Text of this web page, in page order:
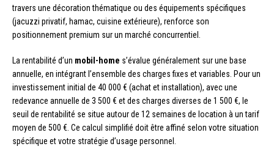
travers une décoration thématique ou des équipements spécifiques
(jacuzzi privatif, hamac, cuisine extérieure), renforce son
positionnement premium sur un marché concurrentiel.
La rentabilité d’un mobil-home s’évalue généralement sur une base
annuelle, en intégrant l’ensemble des charges fixes et variables. Pour un
investissement initial de 40 000 € (achat et installation), avec une
redevance annuelle de 3 500 € et des charges diverses de 1 500 €, le
seuil de rentabilité se situe autour de 12 semaines de location à un tarif
moyen de 500 €. Ce calcul simplifié doit être affiné selon votre situation
spécifique et votre stratégie d’usage personnel.